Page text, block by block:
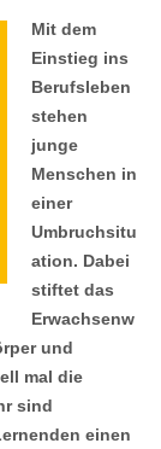
Mit dem
Einstieg ins
Berufsleben
stehen
junge
Menschen in
einer
Umbruchsitu
ation. Dabei
stiftet das
Erwachsenw
und
mal die
sind
einen